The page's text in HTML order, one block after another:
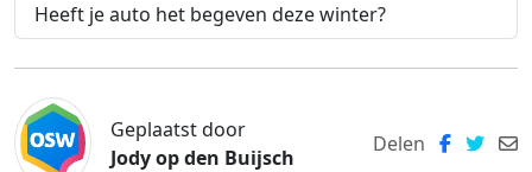
Heeft je auto het begeven deze winter?
Geplaatst door
Jody op den Buijsch
Delen